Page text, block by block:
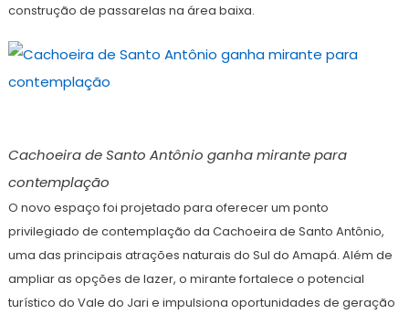
construção de passarelas na área baixa.
Cachoeira de Santo Antônio ganha mirante para
contemplação
O novo espaço foi projetado para oferecer um ponto
privilegiado de contemplação da Cachoeira de Santo Antônio,
uma das principais atrações naturais do Sul do Amapá. Além de
ampliar as opções de lazer, o mirante fortalece o potencial
turístico do Vale do Jari e impulsiona oportunidades de geração